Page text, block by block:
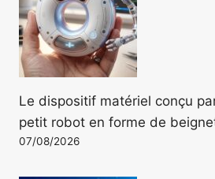
Le dispositif matériel conçu
petit robot en forme de
07/08/2026